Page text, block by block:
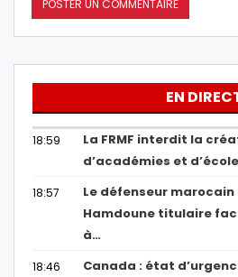
EN
18:59
La FRMF interdit la
d’académies et
18:57
Le défenseur marocain
Hamdoune titulaire
à…
18:46
Canada : état